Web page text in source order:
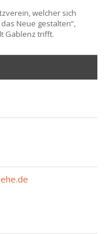
welcher sich
Neue gestalten“,
Gablenz trifft.